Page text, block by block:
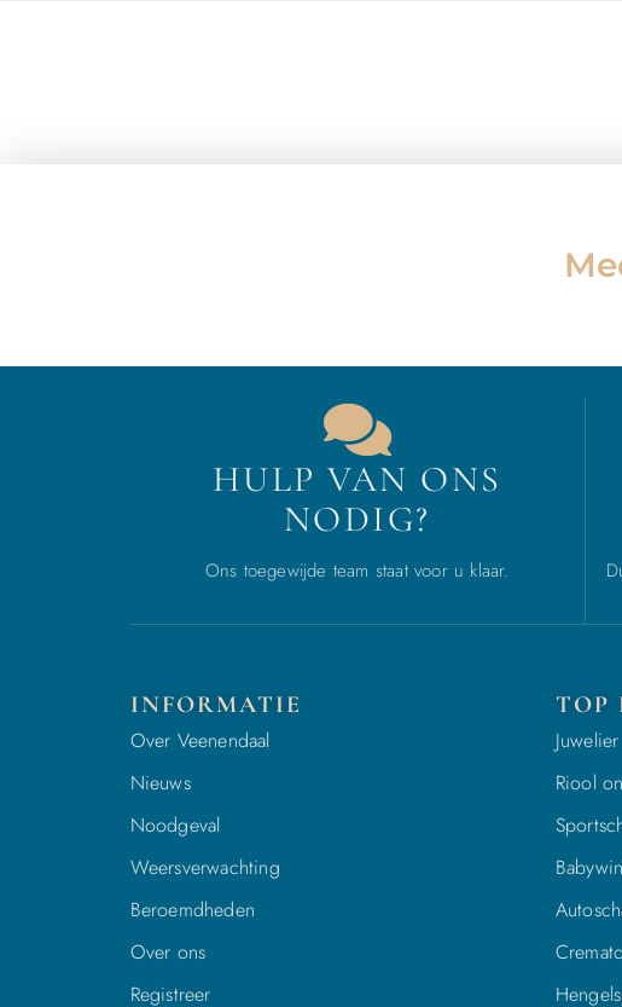
HULP VAN ONS
NODIG?
Ons toegewijde team staat voor u klaar.
INFORMATIE
Over Veenendaal
Nieuws
Noodgeval
Weersverwachting
Beroemdheden
Over ons
Registreer
TOP
Juwelier
Riool